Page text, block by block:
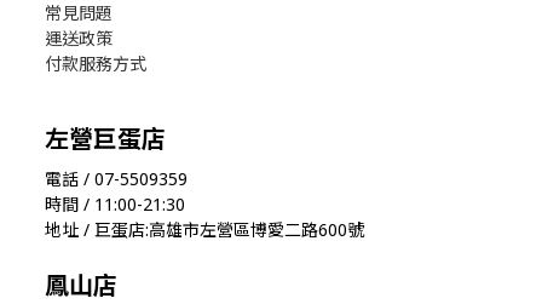
常見問題
運送政策
付款服務方式
左營巨蛋店
電話 / 07-5509359
時間 / 11:00-21:30
地址 / 巨蛋店:高雄市左營區博愛二路600號
鳳山店